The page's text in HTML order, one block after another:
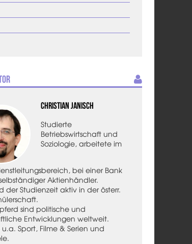
Christian Janisch
Studierte
Betriebswirtschaft und
Soziologie, arbeitete im
bei einer Bank
Aktienhändler.
der Studienzeit aktiv in der österr.
sind politische und
Entwicklungen weltweit.
Sport, Filme & Serien und